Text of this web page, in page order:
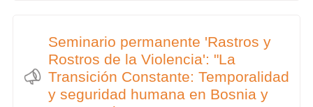
Seminario permanente 'Rastros y
Rostros de la Violencia': "La
Transición Constante: Temporalidad
y seguridad humana en Bosnia y